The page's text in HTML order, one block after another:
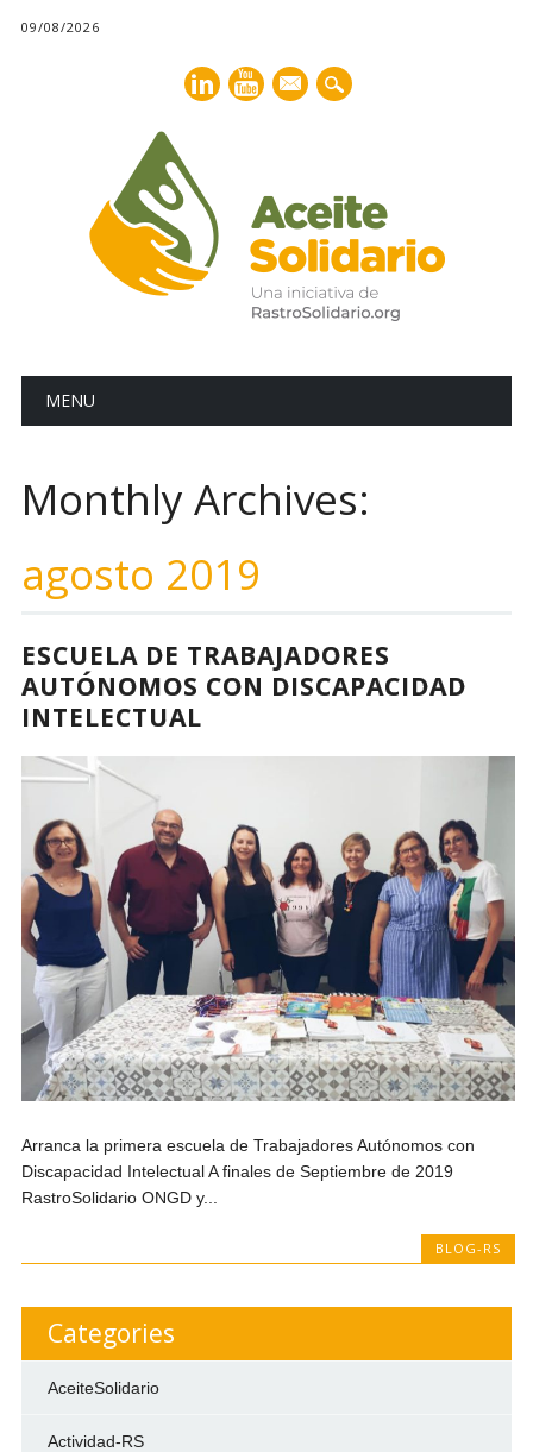
09/08/2026
mail
Main menu
MENU
Monthly Archives:
agosto 2019
ESCUELA DE TRABAJADORES
AUTÓNOMOS CON DISCAPACIDAD
INTELECTUAL
Arranca la primera escuela de Trabajadores Autónomos con
Discapacidad Intelectual A finales de Septiembre de 2019
RastroSolidario ONGD y...
BLOG-RS
Categories
AceiteSolidario
Actividad-RS